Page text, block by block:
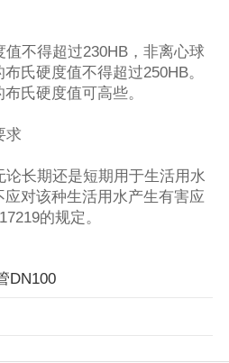
不得超过230HB，非离心球
氏硬度值不得超过250HB。
氏硬度值可高些。
求
论长期还是短期用于生活用水
对该种生活用水产生有害应
的规定。
DN100